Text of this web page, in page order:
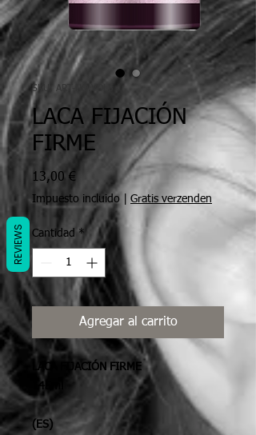
SKU: ART-NO.VOL5
LACA FIJACIÓN
FIRME
13,00 € Precio
Impuesto incluido Gratis verzenden
Cantidad *
Agregar al carrito
LACA FIJACIÓN FIRME
145ml
(ES)
REVIEWS